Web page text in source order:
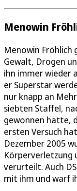
Menowin
Menowin Fröhlich
Gewalt, Drogen
ihn immer wieder
er Superstar
nur knapp an
siebten Staffel,
gewonnen hatte,
ersten Versuch
Dezember 2005
Körperverletzung
verurteilt. Auch
mit ihm und warf